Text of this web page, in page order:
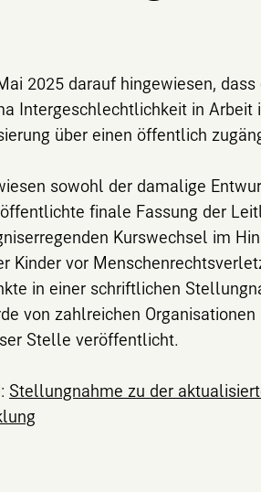
2025 darauf hingewiesen,
Intergeschlechtlichkeit in Arbeit
über einen öffentlich
sowohl der damalige
finale Fassung der
Kurswechsel im
Kinder vor
in einer schriftlichen
von zahlreichen
Stelle veröffentlicht.
Stellungnahme zu der